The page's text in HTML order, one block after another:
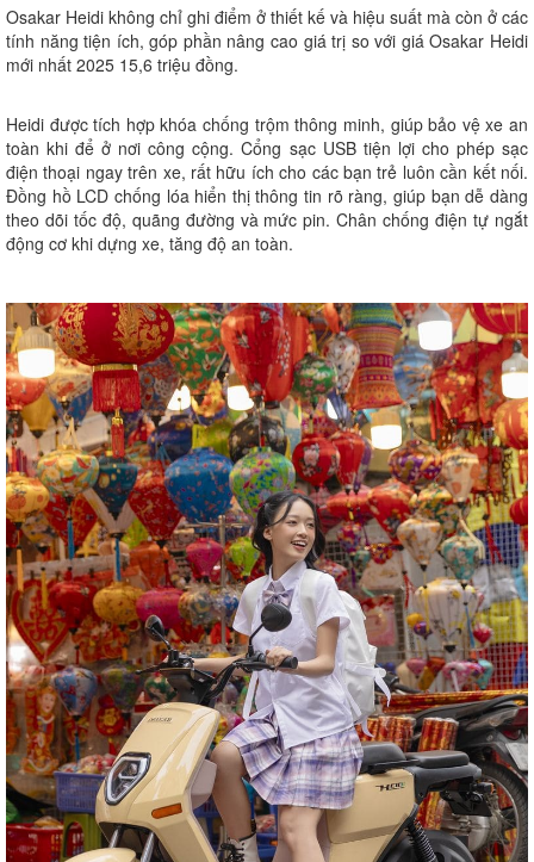
Osakar Heidi không chỉ ghi điểm ở thiết kế và hiệu suất mà còn ở các
tính năng tiện ích, góp phần nâng cao giá trị so với giá Osakar Heidi
mới nhất 2025 15,6 triệu đồng.
Heidi được tích hợp khóa chống trộm thông minh, giúp bảo vệ xe an
toàn khi để ở nơi công cộng. Cổng sạc USB tiện lợi cho phép sạc
điện thoại ngay trên xe, rất hữu ích cho các bạn trẻ luôn cần kết nối.
Đồng hồ LCD chống lóa hiển thị thông tin rõ ràng, giúp bạn dễ dàng
theo dõi tốc độ, quãng đường và mức pin. Chân chống điện tự ngắt
động cơ khi dựng xe, tăng độ an toàn.